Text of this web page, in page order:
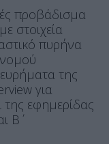
προβάδισμα
στοιχεία
πυρήνα
νομού
της
για
εφημερίδας
Β΄